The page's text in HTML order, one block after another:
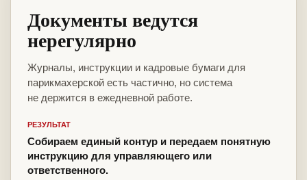
Документы ведутся
нерегулярно
Журналы, инструкции и кадровые бумаги для
парикмахерской есть частично, но система
не держится в ежедневной работе.
РЕЗУЛЬТАТ
Собираем единый контур и передаем понятную
инструкцию для управляющего или
ответственного.